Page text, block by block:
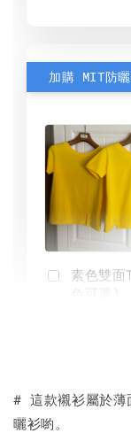
素色雙
# 這款襯衫屬於薄
曬衫喲。